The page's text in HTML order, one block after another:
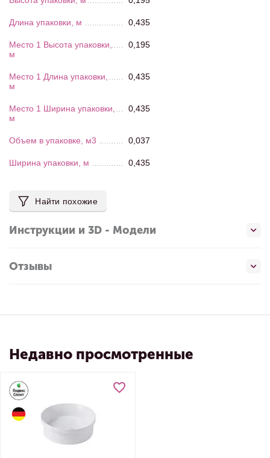
Длина упаковки, м 0,435
Место 1 Высота упаковки,
м
0,195
Место 1 Длина упаковки,
м
0,435
Место 1 Ширина упаковки,
м
0,435
Объем в упаковке, м3 0,037
Ширина упаковки, м 0,435
Найти похожие
Инструкции и 3D - Модели
Отзывы
Недавно просмотренные